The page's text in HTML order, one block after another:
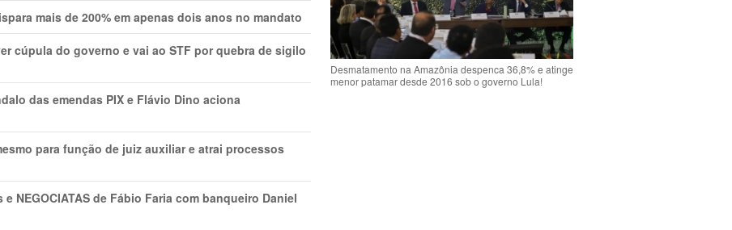
mais de 200% em apenas dois anos no mandato
cúpula do governo e vai ao STF por quebra de sigilo
das emendas PIX e Flávio Dino aciona
para função de juiz auxiliar e atrai processos
NEGOCIATAS de Fábio Faria com banqueiro Daniel
Desmatamento na Amazônia despenca 36,8% e atinge
menor patamar desde 2016 sob o governo Lula!